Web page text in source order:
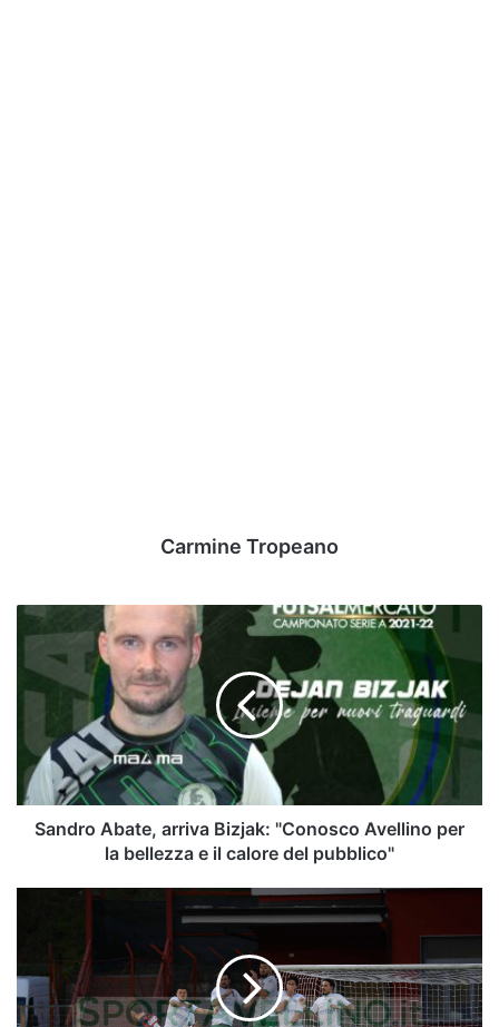
Carmine Tropeano
Sandro
Abate,
arriva
Bizjak:
per
bellezza
Sandro Abate, arriva Bizjak: "Conosco Avellino per
la bellezza e il calore del pubblico"
Palermo
"molla"
Cianci: